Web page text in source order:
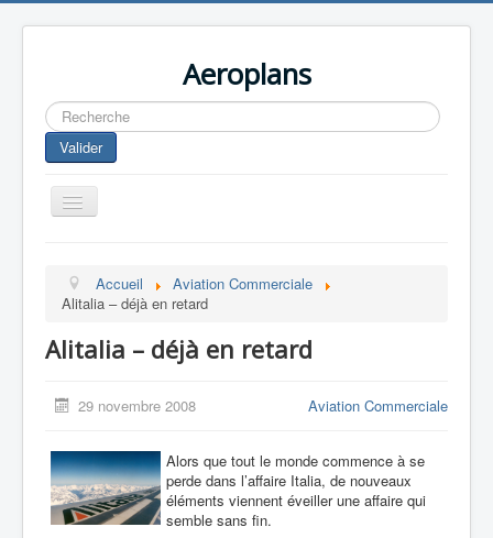
Aeroplans
Rechercher
Valider
Toggle
Navigation
Aviation Commerciale
Europespace
Accueil
Aviation Commerciale
Alitalia – déjà en retard
Alitalia – déjà en retard
29 novembre 2008 Aviation Commerciale
Alors que tout le monde commence à se
perde dans l’affaire Italia, de nouveaux
éléments viennent éveiller une affaire qui
semble sans fin.